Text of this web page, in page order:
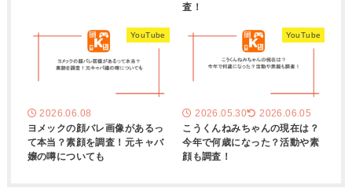
査！
YouTube
2026.06.08
ヨメックの顔バレ画像があるっ
て本当？素顔を調査！元キャバ
嬢の噂についても
YouTube
2026.05.30 2026.06.05
こうくんねみちゃんの現在は？
今年で何歳になった？活動や素
顔も調査！